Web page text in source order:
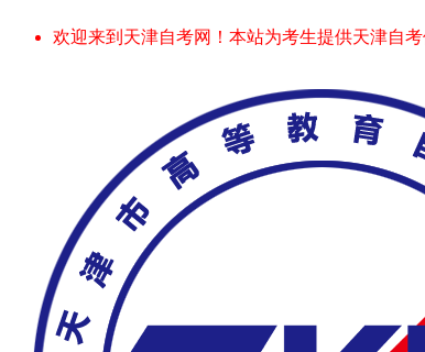
欢迎来到天津自考网！本站为考生提供天津自